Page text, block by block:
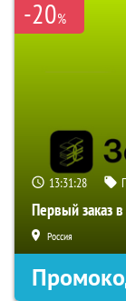
-20%
13:31:28
Первый заказ
Россия